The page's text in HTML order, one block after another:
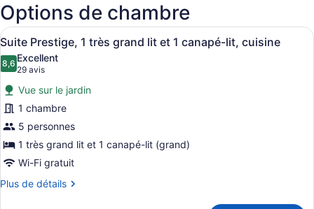
Options de chambre
Afficher
toutes
les
photos
pour
ce
type
de
chambre :
Suite
Un salon moderne doté d’un
25
Suite Prestige, 1 très grand lit et 1 canapé-lit, cuisine
8,68,6 sur 10
Excellent
29 avis
(29 avis)
Vue sur le jardin
1 chambre
5 personnes
1 très grand lit et 1 canapé-lit (grand)
Wi-Fi gratuit
Plus de détails
Plus